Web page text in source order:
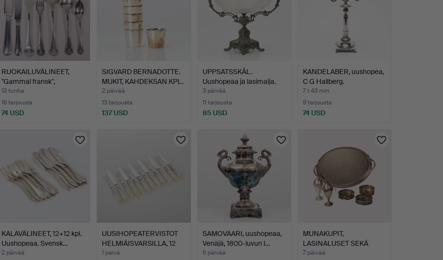
RUOKAILUVÄLINEET,
"Gammal fransk",
uushope…
13 tuntia
16 tarjousta
74 USD
SIGVARD BERNADOTTE.
MUKIT, KAHDEKSAN KPL.
…
2 päivää
13 tarjousta
137 USD
UPPSATSSKÅL.
Uushopeaa ja lasimalja.
Uusro…
3 päivää
11 tarjousta
85 USD
KANDELABER, uushopea,
C G Hallberg.
7 t 43 min
9 tarjousta
74 USD
KALAVÄLINEET, 12+12 kpl.
Uushopeaa. Svensk…
2 päivää
UUSIHOPEATERVISTOT
HELMIÄISVARSILLA, 12
os…
1 päivä
SAMOVAARI, uushopeaa,
Venäjä, 1800-luvun l…
6 päivää
MUNAKUPIT,
LASINALUSET SEKÄ
TARJOILUTARJOT…
7 päivää